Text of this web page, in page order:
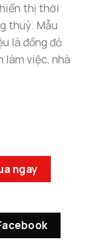
thị thời
thuỷ. Mẫu
là đồng đỏ
làm việc, nhà
Cổ Điển Decor
ngay